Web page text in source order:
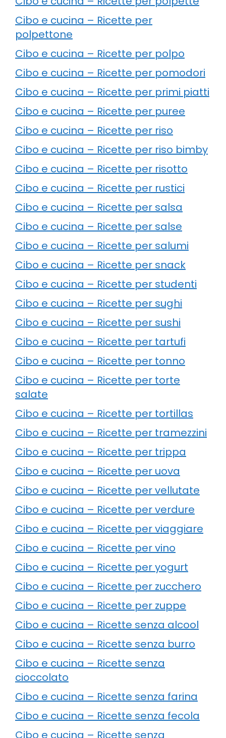
Cibo e cucina – Ricette per
polpettone
Cibo e cucina – Ricette per polpo
Cibo e cucina – Ricette per pomodori
Cibo e cucina – Ricette per primi piatti
Cibo e cucina – Ricette per puree
Cibo e cucina – Ricette per riso
Cibo e cucina – Ricette per riso bimby
Cibo e cucina – Ricette per risotto
Cibo e cucina – Ricette per rustici
Cibo e cucina – Ricette per salsa
Cibo e cucina – Ricette per salse
Cibo e cucina – Ricette per salumi
Cibo e cucina – Ricette per snack
Cibo e cucina – Ricette per studenti
Cibo e cucina – Ricette per sughi
Cibo e cucina – Ricette per sushi
Cibo e cucina – Ricette per tartufi
Cibo e cucina – Ricette per tonno
Cibo e cucina – Ricette per torte
salate
Cibo e cucina – Ricette per tortillas
Cibo e cucina – Ricette per tramezzini
Cibo e cucina – Ricette per trippa
Cibo e cucina – Ricette per uova
Cibo e cucina – Ricette per vellutate
Cibo e cucina – Ricette per verdure
Cibo e cucina – Ricette per viaggiare
Cibo e cucina – Ricette per vino
Cibo e cucina – Ricette per yogurt
Cibo e cucina – Ricette per zucchero
Cibo e cucina – Ricette per zuppe
Cibo e cucina – Ricette senza alcool
Cibo e cucina – Ricette senza burro
Cibo e cucina – Ricette senza
cioccolato
Cibo e cucina – Ricette senza farina
Cibo e cucina – Ricette senza fecola
Cibo e cucina – Ricette senza